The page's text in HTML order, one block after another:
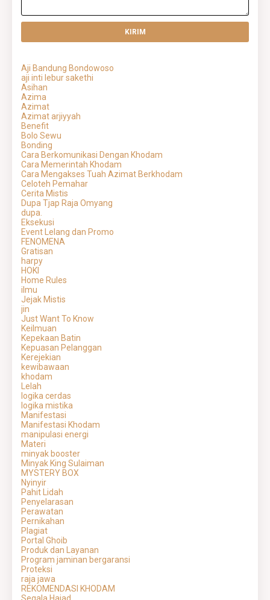
Aji Bandung Bondowoso
aji inti lebur sakethi
Asihan
Azima
Azimat
Azimat arjiyyah
Benefit
Bolo Sewu
Bonding
Cara Berkomunikasi Dengan Khodam
Cara Memerintah Khodam
Cara Mengakses Tuah Azimat Berkhodam
Celoteh Pemahar
Cerita Mistis
Dupa Tjap Raja Omyang
dupa.
Eksekusi
Event Lelang dan Promo
FENOMENA
Gratisan
harpy
HOKI
Home Rules
ilmu
Jejak Mistis
jin
Just Want To Know
Keilmuan
Kepekaan Batin
Kepuasan Pelanggan
Kerejekian
kewibawaan
khodam
Lelah
logika cerdas
logika mistika
Manifestasi
Manifestasi Khodam
manipulasi energi
Materi
minyak booster
Minyak King Sulaiman
MYSTERY BOX
Nyinyir
Pahit Lidah
Penyelarasan
Perawatan
Pernikahan
Plagiat
Portal Ghoib
Produk dan Layanan
Program jaminan bergaransi
Proteksi
raja jawa
REKOMENDASI KHODAM